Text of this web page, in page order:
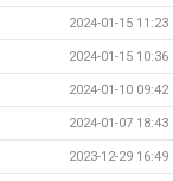
2024-01-15 11:23
2024-01-15 10:36
2024-01-10 09:42
2024-01-07 18:43
2023-12-29 16:49